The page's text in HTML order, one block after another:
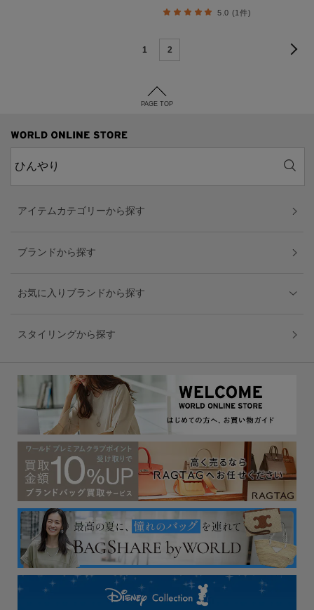
5.0 (1件)
1 2
PAGE TOP
アイテムカテゴリーから探す
ブランドから探す
お気に入りブランドから探す
スタイリングから探す